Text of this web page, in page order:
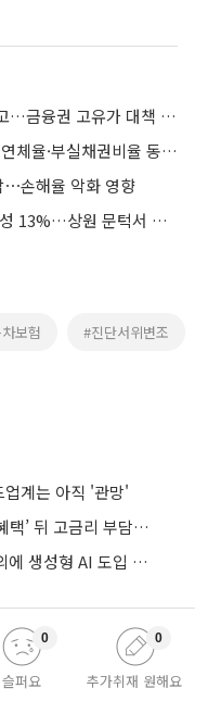
車보험료 낮추고, 주유할인 늘리고…금융권 고유가 대책 본격화
보험사 대출채권 265조원 넘어⋯연체율·부실채권비율 동반 상승
⋯손해율 악화 영향
美 클래리티 법안 연내 통과 가능성 13%…상원 문턱서 제동
보험 #진단서위변조
계는 아직 '관망'
리볼빙 평균금리 17.4%⋯‘가입 혜택’ 뒤 고금리 부담 주의
손보협회, 과실비율·보험광고 심의에 생성형 AI 도입 추진
슬퍼요
0
추가취재 원해요
0